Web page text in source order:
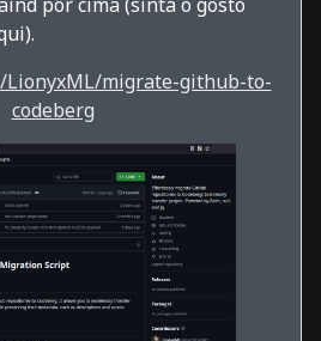
migrate-github-to-
codeberg